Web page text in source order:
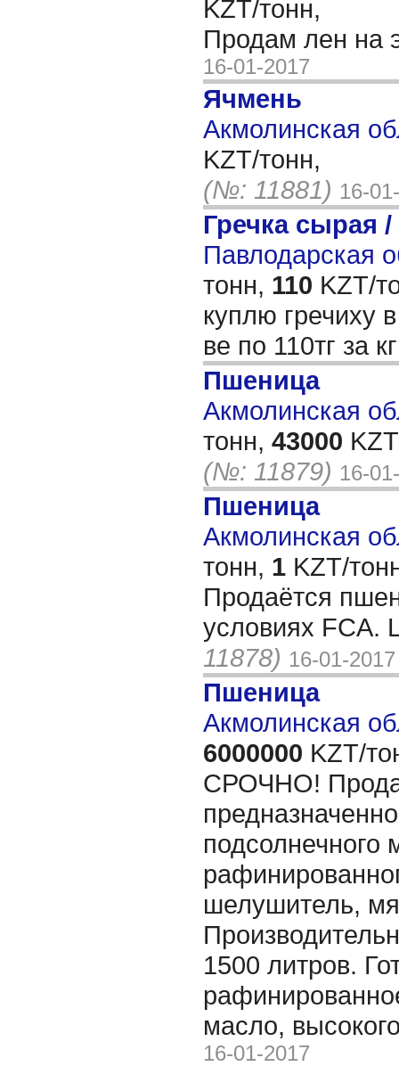
KZT/тонн,
Продам лен на
16-01-2017
Ячмень
Акмолинская
KZT/тонн,
(№: 11881) 16-
Гречка сырая /
Павлодарская
тонн, 110 KZT/
куплю гречиху
ве по 110тг за
Пшеница
Акмолинская
тонн, 43000
(№: 11879) 16-
Пшеница
Акмолинская
тонн, 1 KZT/
Продаётся
условиях FCA.
11878) 16-01-2017
Пшеница
Акмолинская
6000000 KZT/
СРОЧНО!
подсолнечного
шелушитель,
1500 литров.
масло,
16-01-2017